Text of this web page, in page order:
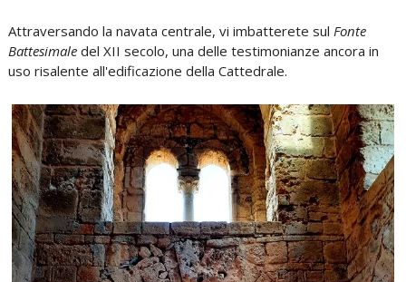
Attraversando la navata centrale, vi imbatterete sul Fonte
Battesimaledel XII secolo, una delle testimonianze ancora in
uso risalente all'edificazione della Cattedrale.